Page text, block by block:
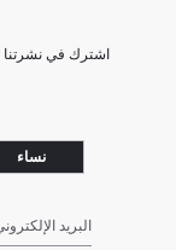
اشترك في نشرتنا
نساء
البريد